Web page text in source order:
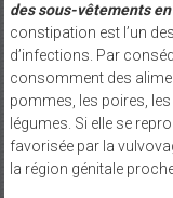
des sous-vêtements
constipation est l’un
d’infections. Par
consomment des
pommes, les poires,
légumes. Si elle se
favorisée par la
la région génitale